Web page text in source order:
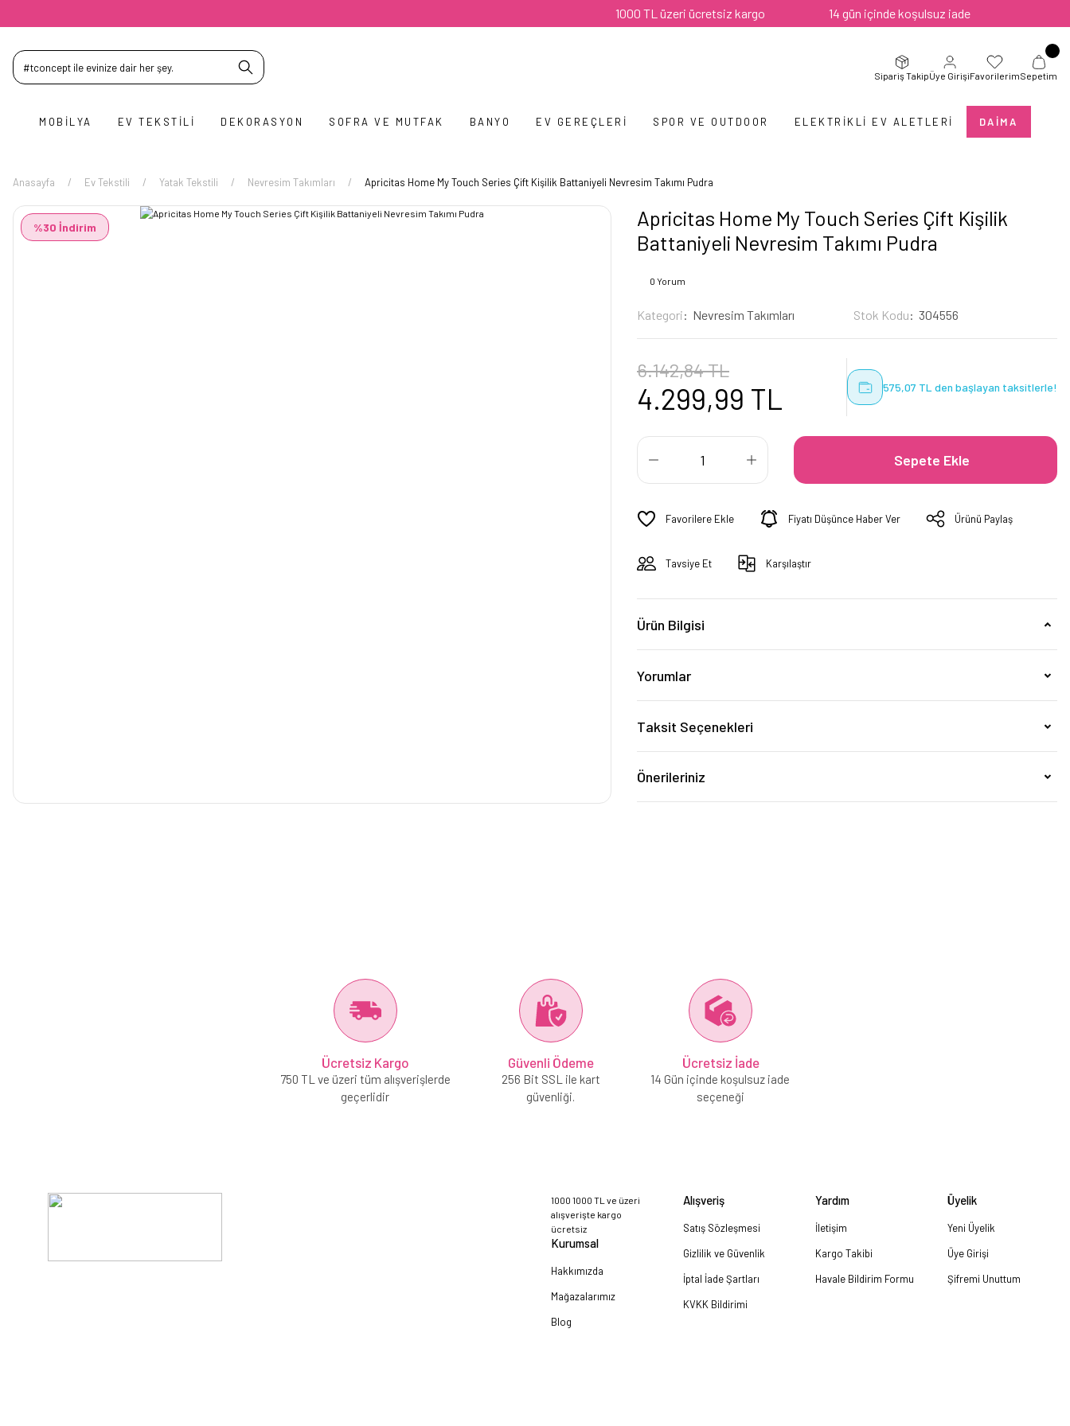
1000 TL üzeri ücretsiz kargo 14 gün içinde koşulsuz iade
Sipariş TakipÜye GirişiFavorilerimSepetim
MOBILYA EV TEKSTILI DEKORASYON SOFRA VE MUTFAK BANYO EV GEREÇLERI SPOR VE OUTDOOR ELEKTRIKLI EV ALETLERI DAIMA
Anasayfa Ev Tekstili Yatak Tekstili Nevresim Takımları Apricitas Home My Touch Series Çift Kişilik Battaniyeli Nevresim Takımı Pudra
%30 İndirim
Apricitas Home My Touch Series Çift Kişilik
Battaniyeli Nevresim Takımı Pudra
0 Yorum
Kategori Nevresim Takımları Stok Kodu 304556
6.142,84 TL
4.299,99 TL 575,07 TL den başlayan taksitlerle!
Sepete Ekle
Fiyatı Düşünce Haber Ver Ürünü Paylaş
Tavsiye Et Karşılaştır
Ürün Bilgisi
Yorumlar
Taksit Seçenekleri
Önerileriniz
Ücretsiz Kargo
750 TL ve üzeri tüm alışverişlerde
geçerlidir
Güvenli Ödeme
256 Bit SSL ile kart
güvenliği.
Ücretsiz İade
14 Gün içinde koşulsuz iade
seçeneği
1000 1000 TL ve üzeri
alışverişte kargo
ücretsiz
Kurumsal
Hakkımızda
Mağazalarımız
Blog
Alışveriş
Satış Sözleşmesi
Gizlilik ve Güvenlik
İptal İade Şartları
KVKK Bildirimi
Yardım
İletişim
Kargo Takibi
Havale Bildirim Formu
Üyelik
Yeni Üyelik
Üye Girişi
Şifremi Unuttum